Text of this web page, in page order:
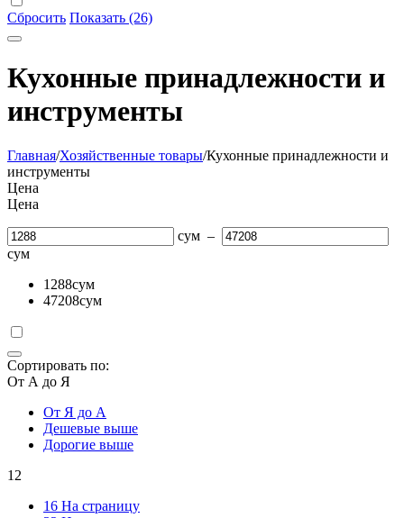
Сбросить Показать (26)
Кухонные принадлежности и
инструменты
Главная/Хозяйственные товары/Кухонные принадлежности и
инструменты
Цена
Цена
сум –
сум
1288сум
47208сум
Сортировать по:
От А до Я
От Я до А
Дешевые выше
Дорогие выше
12
16 На страницу